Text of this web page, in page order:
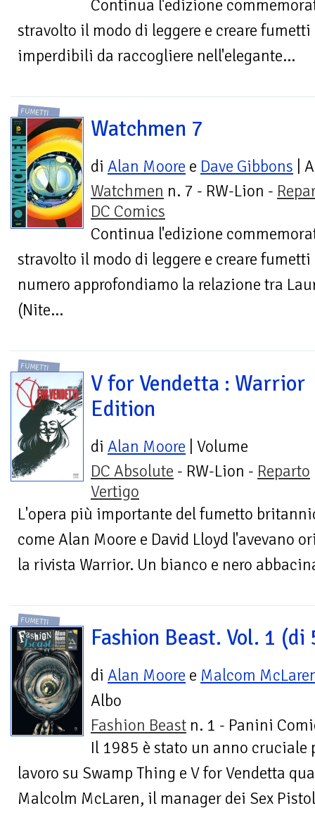
Continua l'edizione
stravolto il modo di leggere e creare
imperdibili da raccogliere nell'elegante...
FUMETTI
Watchmen 7
di Alan Moore e Dave Gibbons |
Watchmen n. 7 - RW-Lion -
DC Comics
Continua l'edizione
stravolto il modo di leggere e creare
numero approfondiamo la relazione tra
(Nite...
FUMETTI
V for Vendetta : Warrior
Edition
di Alan Moore | Volume
DC Absolute - RW-Lion - Reparto
Vertigo
L'opera più importante del fumetto
come Alan Moore e David Lloyd l'avevano
la rivista Warrior. Un bianco e nero
FUMETTI
Fashion Beast. Vol. 1 (di
di Alan Moore e Malcom
Albo
Fashion Beast n. 1 - Panini
Il 1985 è stato un anno cruciale
lavoro su Swamp Thing e V for Vendetta
Malcolm McLaren, il manager dei Sex